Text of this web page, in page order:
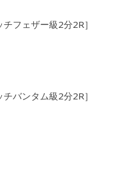
フェザー級2分2R］
バンタム級2分2R］